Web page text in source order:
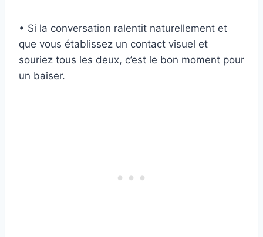
• Si la conversation ralentit naturellement et
que vous établissez un contact visuel et
souriez tous les deux, c’est le bon moment pour
un baiser.